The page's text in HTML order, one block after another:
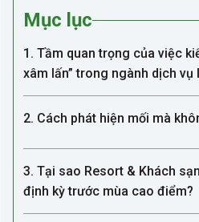
Mục lục
1. Tầm quan trọng của việc
xâm lấn” trong ngành dịch vụ
2. Cách phát hiện mối mà
3. Tại sao Resort & Khách
định kỳ trước mùa cao điểm?